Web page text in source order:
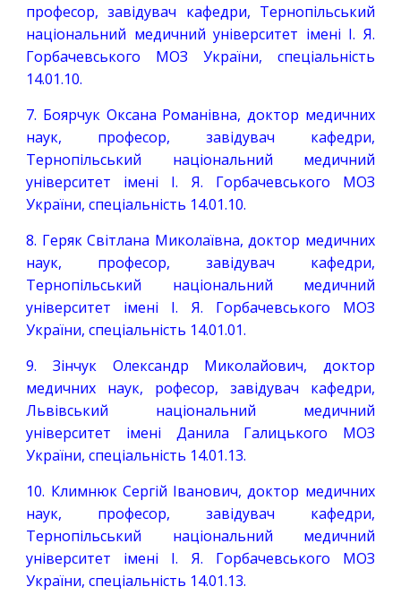
професор, завідувач кафедри, Тернопільський
національний медичний університет імені І. Я.
Горбачевського МОЗ України, спеціальність
14.01.10.
7. Боярчук Оксана Романівна, доктор медичних
наук, професор, завідувач кафедри,
Тернопільський національний медичний
університет імені І. Я. Горбачевського МОЗ
України, спеціальність 14.01.10.
8. Геряк Світлана Миколаївна, доктор медичних
наук, професор, завідувач кафедри,
Тернопільський національний медичний
університет імені І. Я. Горбачевського МОЗ
України, спеціальність 14.01.01.
9. Зінчук Олександр Миколайович, доктор
медичних наук, рофесор, завідувач кафедри,
Львівський національний медичний
університет імені Данила Галицького МОЗ
України, спеціальність 14.01.13.
10. Климнюк Сергій Іванович, доктор медичних
наук, професор, завідувач кафедри,
Тернопільський національний медичний
університет імені І. Я. Горбачевського МОЗ
України, спеціальність 14.01.13.